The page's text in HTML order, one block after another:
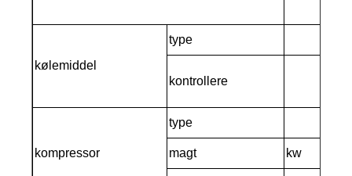
kølemiddel
type
kontrollere
kompressor
type
magt kw